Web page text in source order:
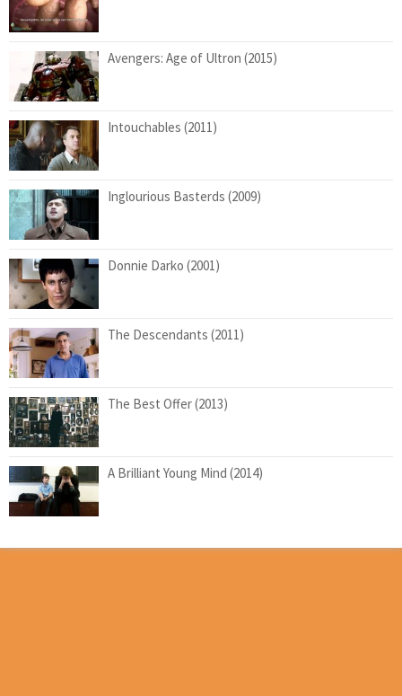
Avengers: Age of Ultron (2015)
Intouchables (2011)
Inglourious Basterds (2009)
Donnie Darko (2001)
The Descendants (2011)
The Best Offer (2013)
A Brilliant Young Mind (2014)